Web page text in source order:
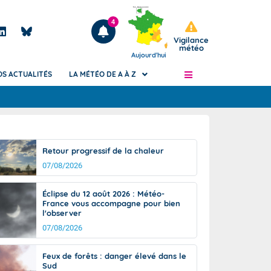
Articles
4
Aujourd'hui
Vigilance
météo
de
Phénomènes dangereux de J+2 à J+7
Avertissement pluies intenses à l'échelle
des communes (Apic)
Bulletins Marine
Bulletins d'estimation du risque
d'avalanche
Météo des forêts
Vigicrues
ACTUALITÉS LA MÉTÉO DE A À Z
Retour progressif de la chaleur
07/08/2026
Éclipse du 12 août 2026 : Météo-
France vous accompagne pour bien
l'observer
07/08/2026
Feux de forêts : danger élevé dans le
Sud